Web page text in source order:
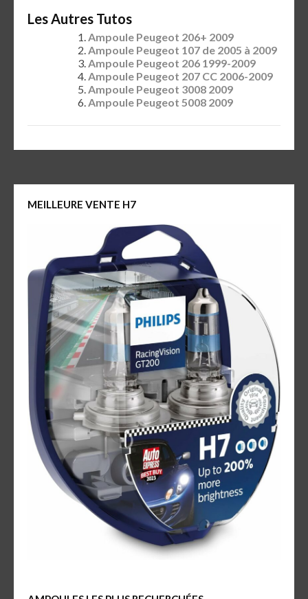
Les Autres Tutos
Ampoule Peugeot 206+ 2009
Ampoule Peugeot 107 de 2005 à 2009
Ampoule Peugeot 206 1999-2009
Ampoule Peugeot 207 CC 2006-2009
Ampoule Peugeot 3008 2009
Ampoule Peugeot 5008 2009
MEILLEURE VENTE H7